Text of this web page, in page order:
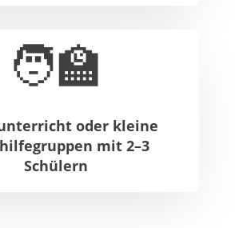
🧑‍🏫
oder kleine
mit 2–3
Schülern